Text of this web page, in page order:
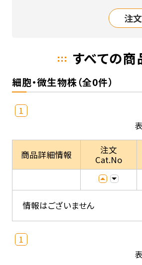
注
すべての商
細胞・微生物株（全0件）
1
商品詳細情報
注文
Cat.No
情報はございません
1